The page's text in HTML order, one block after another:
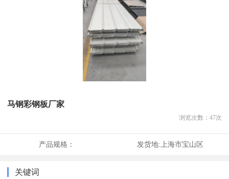
马钢彩钢板厂家
浏览次数： 47次
产品规格： 发货地: 上海市宝山区
关键词